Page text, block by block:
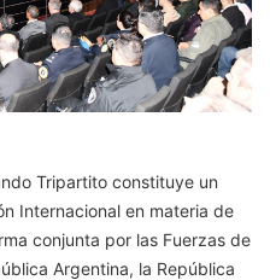
Tripartito constituye un
Internacional en materia de
conjunta por las Fuerzas de
Argentina, la República